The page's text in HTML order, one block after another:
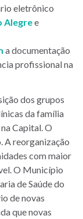
eletrônico
Alegree
a documentação
profissional na
dos grupos
da família
Capital. O
A reorganização
com maior
O Município
de Saúde do
de novas
que novas